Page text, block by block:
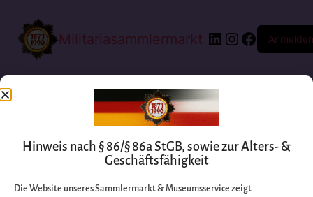
Militariasammlermarkt Anmelden
Hinweis nach § 86/§ 86a StGB, sowie zur Alters- &
Geschäftsfähigkeit
Die Website unseres Sammlermarkt & Museumsservice zeigt